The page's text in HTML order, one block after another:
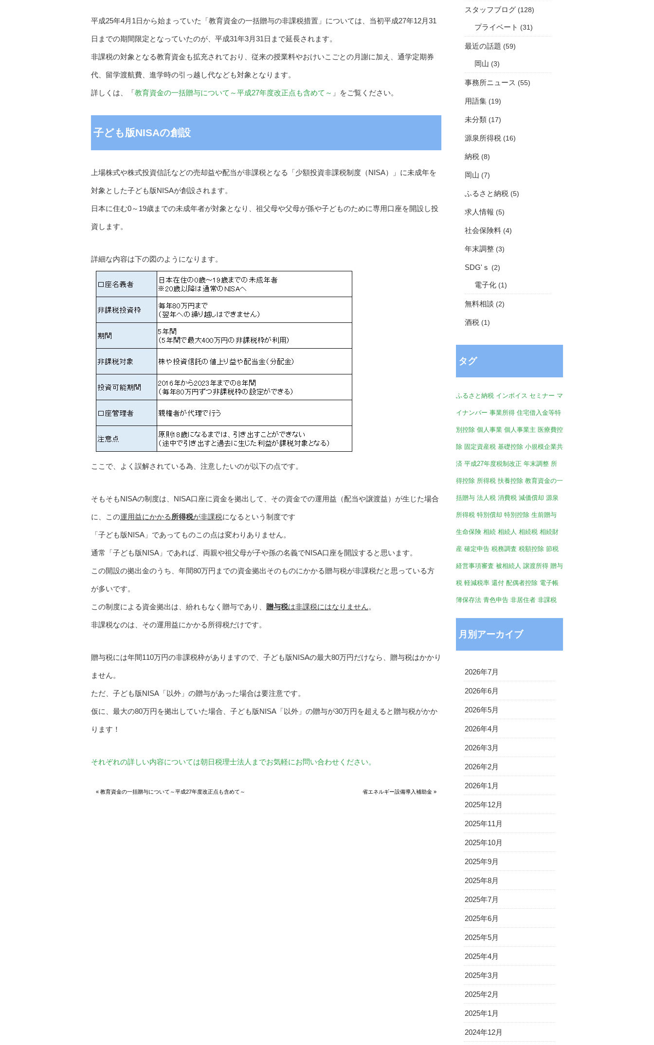
平成25年4月1日から始まっていた「教育資金の一括贈与の非課税措置」については、当初平成27年12月31
日までの期間限定となっていたのが、平成31年3月31日まで延長されます。
非課税の対象となる教育資金も拡充されており、従来の授業料やおけいこごとの月謝に加え、通学定期券
代、留学渡航費、進学時の引っ越し代なども対象となります。
詳しくは、「教育資金の一括贈与について～平成27年度改正点も含めて～ 」をご覧ください。
子ども版NISAの創設
上場株式や株式投資信託などの売却益や配当が非課税となる「少額投資非課税制度（NISA）」に未成年を
対象とした子ども版NISAが創設されます。
日本に住む0～19歳までの未成年者が対象となり、祖父母や父母が孫や子どものために専用口座を開設し投
資します。
詳細な内容は下の図のようになります。
ここで、よく誤解されている為、注意したいのが以下の点です。
そもそもNISAの制度は、NISA口座に資金を拠出して、その資金での運用益（配当や譲渡益）が生じた場合
に、この運用益にかかる所得税が非課税になるという制度です
「子ども版NISA」であってものこの点は変わりありません。
通常「子ども版NISA」であれば、両親や祖父母が子や孫の名義でNISA口座を開設すると思います。
この開設の拠出金のうち、年間80万円までの資金拠出そのものにかかる贈与税が非課税だと思っている方
が多いです。
この制度による資金拠出は、紛れもなく贈与であり、 贈与税は非課税にはなりません。
非課税なのは、その運用益にかかる所得税だけです。
贈与税には年間110万円の非課税枠がありますので、子ども版NISAの最大80万円だけなら、贈与税はかかり
ません。
ただ、子ども版NISA「以外」の贈与があった場合は要注意です。
仮に、最大の80万円を拠出していた場合、子ども版NISA「以外」の贈与が30万円を超えると贈与税がかか
ります！
それぞれの詳しい内容については朝日税理士法人までお気軽にお問い合わせください。
« 教育資金の一括贈与について～平成27年度改正点も含めて～ 省エネルギー設備導入補助金 »
スタッフブログ (128)
プライベート (31)
最近の話題 (59)
岡山 (3)
事務所ニュース (55)
用語集 (19)
未分類 (17)
源泉所得税 (16)
納税 (8)
岡山 (7)
ふるさと納税 (5)
求人情報 (5)
社会保険料 (4)
年末調整 (3)
SDG'ｓ (2)
電子化 (1)
無料相談 (2)
酒税 (1)
タグ
ふるさと納税 インボイス セミナー マ
イナンバー 事業所得 住宅借入金等特
別控除 個人事業 個人事業主 医療費控
除 固定資産税 基礎控除 小規模企業共
済 平成27年度税制改正 年末調整 所
得控除 所得税 扶養控除 教育資金の一
括贈与 法人税 消費税 減価償却 源泉
所得税 特別償却 特別控除 生前贈与
生命保険 相続 相続人 相続税 相続財
産 確定申告 税務調査 税額控除 節税
経営事項審査 被相続人 譲渡所得 贈与
税 軽減税率 還付 配偶者控除 電子帳
簿保存法 青色申告 非居住者 非課税
月別アーカイブ
2026年7月
2026年6月
2026年5月
2026年4月
2026年3月
2026年2月
2026年1月
2025年12月
2025年11月
2025年10月
2025年9月
2025年8月
2025年7月
2025年6月
2025年5月
2025年4月
2025年3月
2025年2月
2025年1月
2024年12月